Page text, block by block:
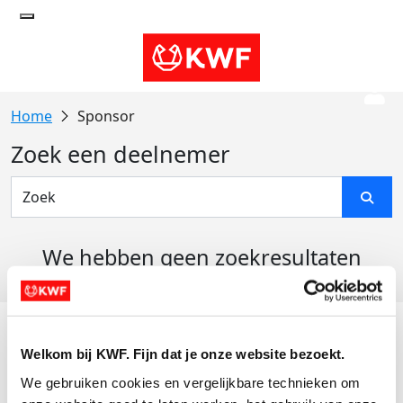
Welkom bij KWF. Fijn dat je onze website bezoekt.
We gebruiken cookies en vergelijkbare technieken om
Sponsor
Zoek een deelnemer
We hebben geen zoekresultaten
Actiematerialen
Evenementen